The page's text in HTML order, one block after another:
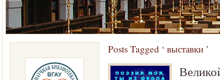
Posts Tagged ‘ выставки ’